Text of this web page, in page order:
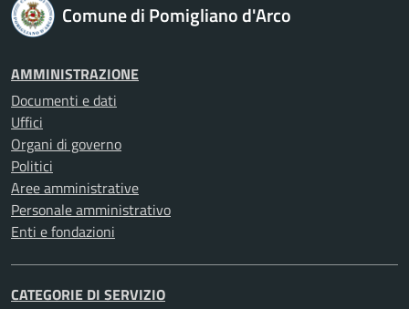
Comune di Pomigliano d'Arco
AMMINISTRAZIONE
Documenti e dati
Uffici
Organi di governo
Politici
Aree amministrative
Personale amministrativo
Enti e fondazioni
CATEGORIE DI SERVIZIO